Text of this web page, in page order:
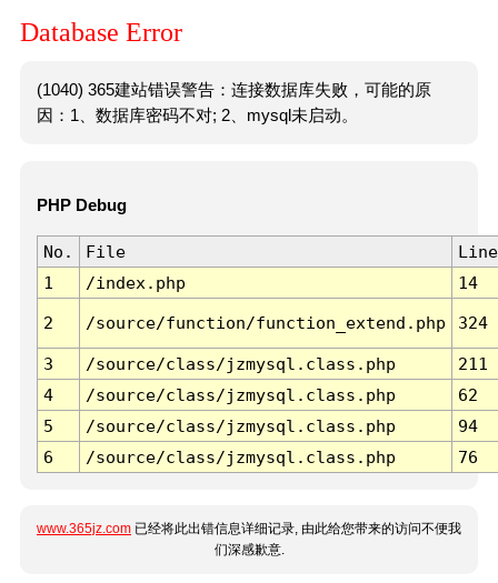
Database Error
(1040) 365建站错误警告：连接数据库失败，可能的原
因：1、数据库密码不对; 2、mysql未启动。
PHP Debug
No. File
Line
1
/index.php 14
2 /source/function/function_extend.php 324
3 /source/class/jzmysql.class.php
211
4
/source/class/jzmysql.class.php
62
5
/source/class/jzmysql.class.php
94
6
/source/class/jzmysql.class.php 76
www.365jz.com 已经将此出错信息详细记录, 由此给您带来的访问不便我
们深感歉意.